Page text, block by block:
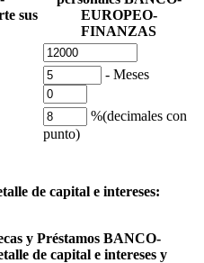
sus
EUROPEO-
FINANZAS
- Meses
%(decimales con
punto)
de capital e intereses:
y Préstamos BANCO-
de capital e intereses y